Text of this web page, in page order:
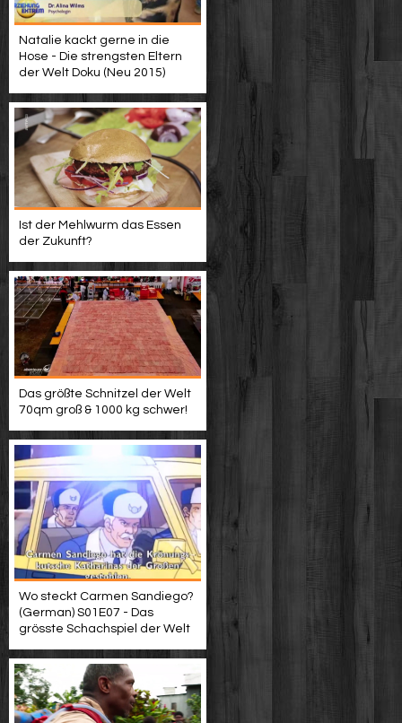
Natalie kackt gerne in die
Hose - Die strengsten Eltern
der Welt Doku (Neu 2015)
Ist der Mehlwurm das Essen
der Zukunft?
Das größte Schnitzel der Welt
70qm groß & 1000 kg schwer!
Wo steckt Carmen Sandiego?
(German) S01E07 - Das
grösste Schachspiel der Welt